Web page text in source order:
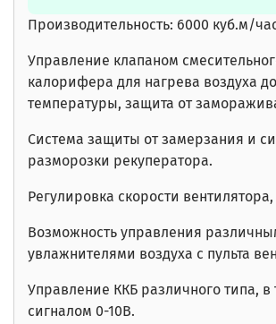
Производительность: 6000 куб.м/
Управление клапаном
калорифера для нагрева воздуха
температуры, защита от
Система защиты от замерзания и
разморозки рекуператора.
Регулировка скорости вентилятора,
Возможность управления
увлажнителями воздуха с пульта
Управление ККБ различного типа, в
сигналом 0-10В.